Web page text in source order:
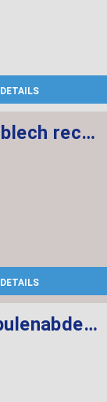
DETAILS
Schutzblech rechts
DETAILS
Zündspulenabdeckung